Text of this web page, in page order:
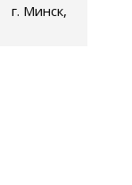
г. Минск,